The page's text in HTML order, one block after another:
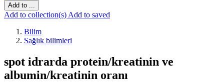
Add to ...
Add to collection(s) Add to saved
Bilim
Sağlık bilimleri
spot idrarda protein/kreatinin ve
albumin/kreatinin oranı